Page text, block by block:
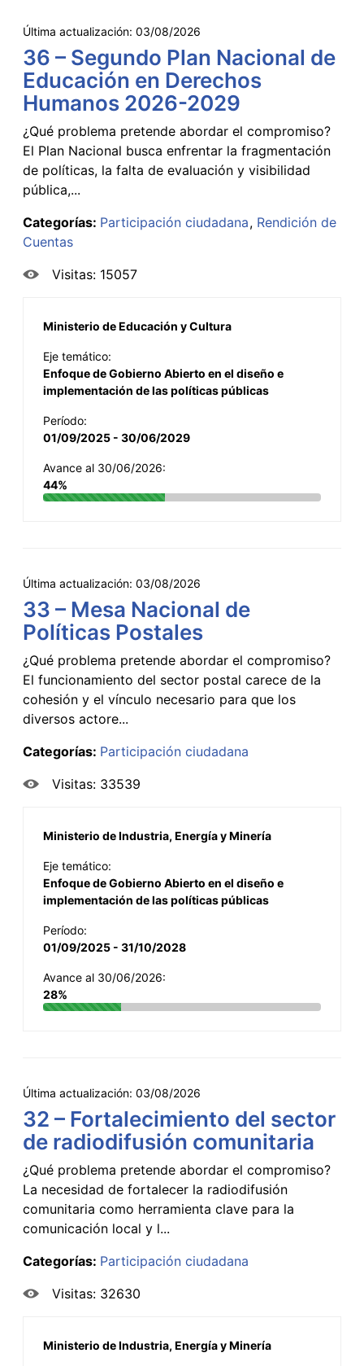
Última actualización: 03/08/2026
36 – Segundo Plan Nacional de
Educación en Derechos
Humanos 2026-2029
¿Qué problema pretende abordar el compromiso?
El Plan Nacional busca enfrentar la fragmentación
de políticas, la falta de evaluación y visibilidad
pública,...
Categorías: Participación ciudadana Rendición de
Cuentas
Visitas: 15057
Ministerio de Educación y Cultura
Eje temático:
Enfoque de Gobierno Abierto en el diseño e
implementación de las políticas públicas
Período:
01/09/2025 - 30/06/2029
Avance al 30/06/2026:
44%
Última actualización: 03/08/2026
33 – Mesa Nacional de
Políticas Postales
¿Qué problema pretende abordar el compromiso?
El funcionamiento del sector postal carece de la
cohesión y el vínculo necesario para que los
diversos actore...
Categorías: Participación ciudadana
Visitas: 33539
Ministerio de Industria, Energía y Minería
Eje temático:
Enfoque de Gobierno Abierto en el diseño e
implementación de las políticas públicas
Período:
01/09/2025 - 31/10/2028
Avance al 30/06/2026:
28%
Última actualización: 03/08/2026
32 – Fortalecimiento del sector
de radiodifusión comunitaria
¿Qué problema pretende abordar el compromiso?
La necesidad de fortalecer la radiodifusión
comunitaria como herramienta clave para la
comunicación local y l...
Categorías: Participación ciudadana
Visitas: 32630
Ministerio de Industria, Energía y Minería